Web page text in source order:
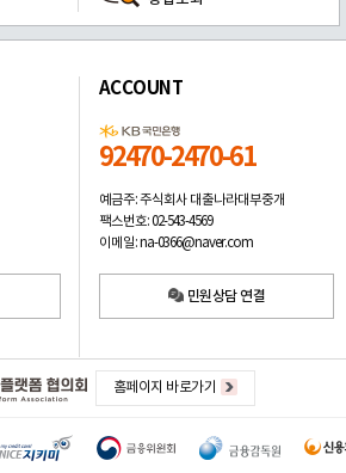
ACCOUNT
92470-2470-61
예금주: 주식회사 대출나라대부중개
팩스번호: 02-543-4569
이메일: na-0366@naver.com
민원상담 연결
홈페이지 바로가기